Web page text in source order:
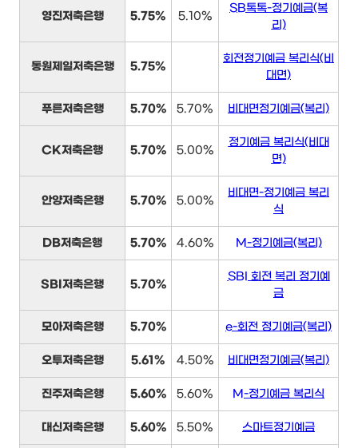
영진저축은행 5.75% 5.10%
SB톡톡-정기예금(복
리)
동원제일저축은행 5.75%
회전정기예금 복리식(비
대면)
푸른저축은행 5.70% 5.70% 비대면정기예금(복리)
CK저축은행 5.70% 5.00%
정기예금 복리식(비대
면)
안양저축은행 5.70% 5.00%
비대면-정기예금 복리
식
DB저축은행 5.70% 4.60% M-정기예금(복리)
SBI저축은행 5.70%
SBI 회전 복리 정기예
금
모아저축은행 5.70% e-회전 정기예금(복리)
오투저축은행 5.61% 4.50% 비대면정기예금(복리)
진주저축은행 5.60% 5.60% M-정기예금 복리식
대신저축은행 5.60% 5.50% 스마트정기예금